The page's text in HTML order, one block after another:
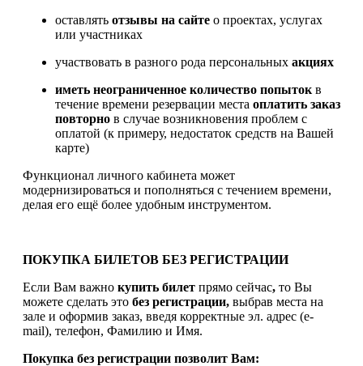
оставлять отзывы на сайте о проектах, услугах
или участниках
участвовать в разного рода персональных акциях
иметь неограниченное количество попыток в
течение времени резервации места оплатить заказ
повторно в случае возникновения проблем с
оплатой (к примеру, недостаток средств на Вашей
карте)
Функционал личного кабинета может
модернизироваться и пополняться с течением времени,
делая его ещё более удобным инструментом.
ПОКУПКА БИЛЕТОВ БЕЗ РЕГИСТРАЦИИ
Если Вам важно купить билет прямо сейчас, то Вы
можете сделать это без регистрации, выбрав места на
зале и оформив заказ, введя корректные эл. адрес (e-
mail), телефон, Фамилию и Имя.
Покупка без регистрации позволит Вам: